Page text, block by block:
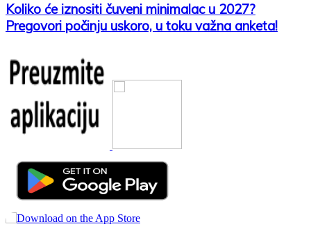
Koliko će iznositi čuveni minimalac u 2027?
Pregovori počinju uskoro, u toku važna anketa!